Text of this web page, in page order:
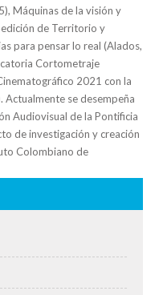
Máquinas de la visión y
de Territorio y
para pensar lo real (Alados,
Cortometraje
2021 con la
se desempeña
Audiovisual de la Pontificia
de investigación y creación
Colombiano de